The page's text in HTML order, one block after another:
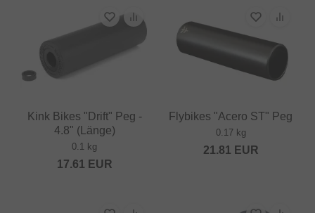
Kink Bikes "Drift" Peg -
4.8" (Länge)
0.1 kg
17.61 EUR
Flybikes "Acero ST" Peg
0.17 kg
21.81 EUR